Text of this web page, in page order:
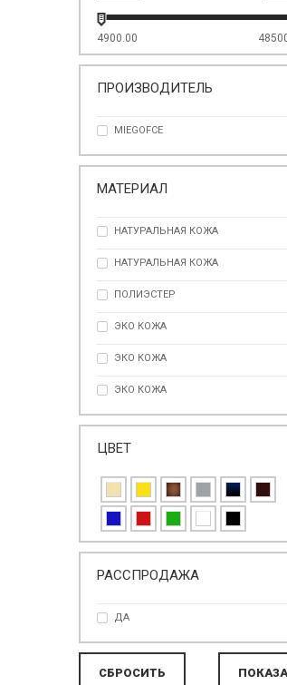
4900.00
ПРОИЗВОДИТЕЛЬ
MIEGOFCE
МАТЕРИАЛ
НАТУРАЛЬНАЯ КОЖА
НАТУРАЛЬНАЯ КОЖА
ПОЛИЭСТЕР
ЭКО КОЖА
ЭКО КОЖА
ЭКО КОЖА
ЦВЕТ
РАССПРОДАЖА
ДА